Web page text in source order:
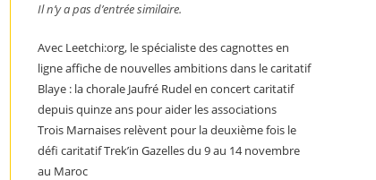
Il n’y a pas d’entrée similaire.
Avec Leetchi:org, le spécialiste des cagnottes en
ligne affiche de nouvelles ambitions dans le caritatif
Blaye : la chorale Jaufré Rudel en concert caritatif
depuis quinze ans pour aider les associations
Trois Marnaises relèvent pour la deuxième fois le
défi caritatif Trek’in Gazelles du 9 au 14 novembre
au Maroc